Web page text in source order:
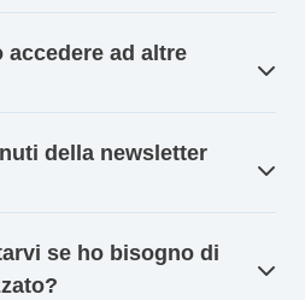
ad altre
della newsletter
se ho bisogno di